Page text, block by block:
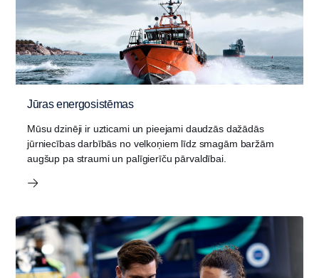
Jūras energosistēmas
Mūsu dzinēji ir uzticami un pieejami daudzās dažādās
jūrniecības darbībās no velkoņiem līdz smagām baržām
augšup pa straumi un palīgierīču pārvaldībai.